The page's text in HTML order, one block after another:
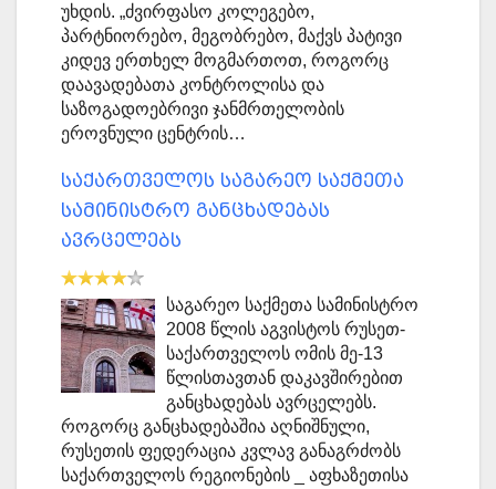
უხდის. „ძვირფასო კოლეგებო,
პარტნიორებო, მეგობრებო, მაქვს პატივი
კიდევ ერთხელ მოგმართოთ, როგორც
დაავადებათა კონტროლისა და
საზოგადოებრივი ჯანმრთელობის
ეროვნული ცენტრის…
საქართველოს საგარეო საქმეთა
სამინისტრო განცხადებას
ავრცელებს
საგარეო საქმეთა სამინისტრო
2008 წლის აგვისტოს რუსეთ-
საქართველოს ომის მე-13
წლისთავთან დაკავშირებით
განცხადებას ავრცელებს.
როგორც განცხადებაშია აღნიშნული,
რუსეთის ფედერაცია კვლავ განაგრძობს
საქართველოს რეგიონების _ აფხაზეთისა